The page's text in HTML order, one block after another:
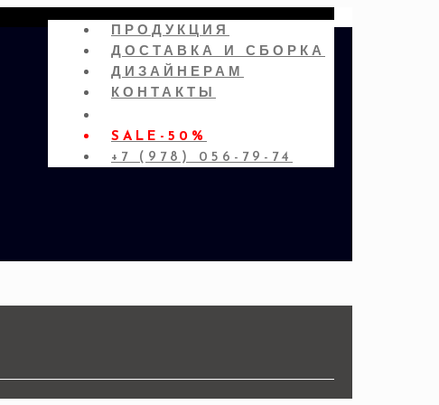
ПРОДУКЦИЯ
ДОСТАВКА И СБОРКА
ДИЗАЙНЕРАМ
КОНТАКТЫ
SALE-50%
+7 (978) 056-79-74